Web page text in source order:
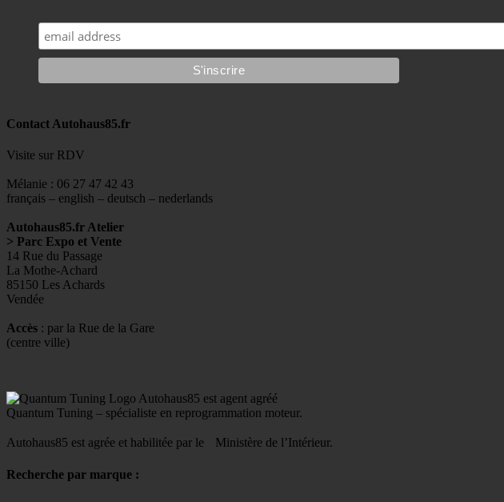
Contact Autohaus85.fr
Visite sur RDV
Mélanie : 06 27 47 42 43
français – english – deutsch – nederlands
Autohaus85.fr Atelier
> Parc Expo et Vente
14 Rue du Passage
La Mothe-Achard
85150 Les Achards
Vendée
Accès : par la Rue de la Gare
(centre ville)
Autohaus85 est agent agréé
Quantum Tuning – spécialiste en reprogrammation moteur.
Autohaus85 est agrée et habilitée par le Ministère de l’Intérieur.
Recherche par marque :